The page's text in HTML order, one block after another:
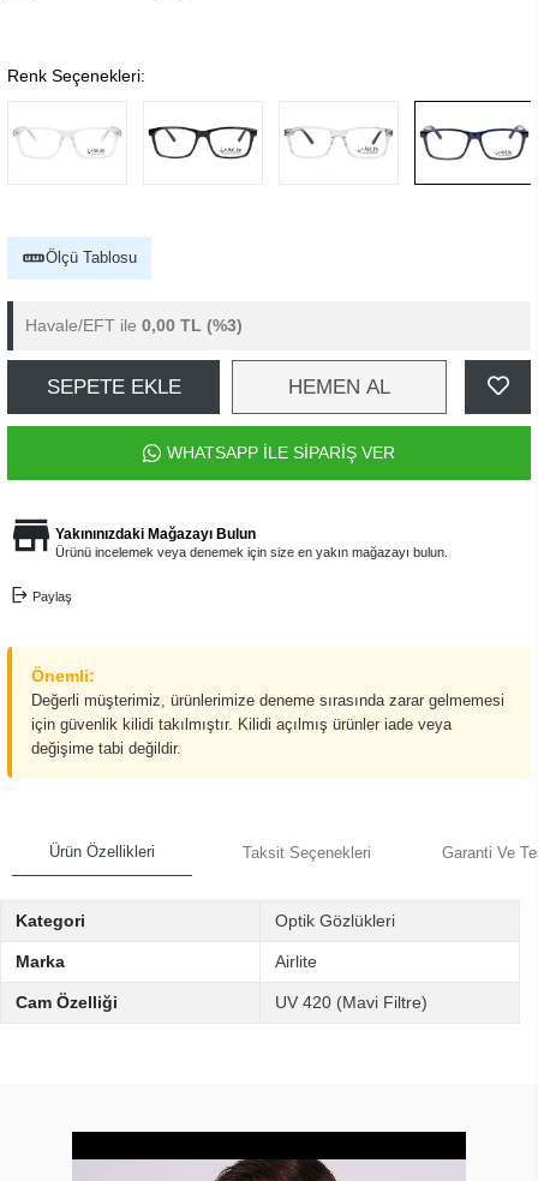
Renk Seçenekleri:
Ölçü Tablosu
Havale/EFT ile 0,00 TL (%3)
SEPETE EKLE HEMEN AL
WHATSAPP İLE SİPARİŞ VER
Yakınınızdaki Mağazayı Bulun
Ürünü incelemek veya denemek için size en yakın mağazayı bulun.
Paylaş
Önemli:
Değerli müşterimiz, ürünlerimize deneme sırasında zarar gelmemesi
için güvenlik kilidi takılmıştır. Kilidi açılmış ürünler iade veya
değişime tabi değildir.
Ürün Özellikleri Taksit Seçenekleri Garanti Ve
Kategori Optik Gözlükleri
Marka Airlite
Cam Özelliği UV 420 (Mavi Filtre)